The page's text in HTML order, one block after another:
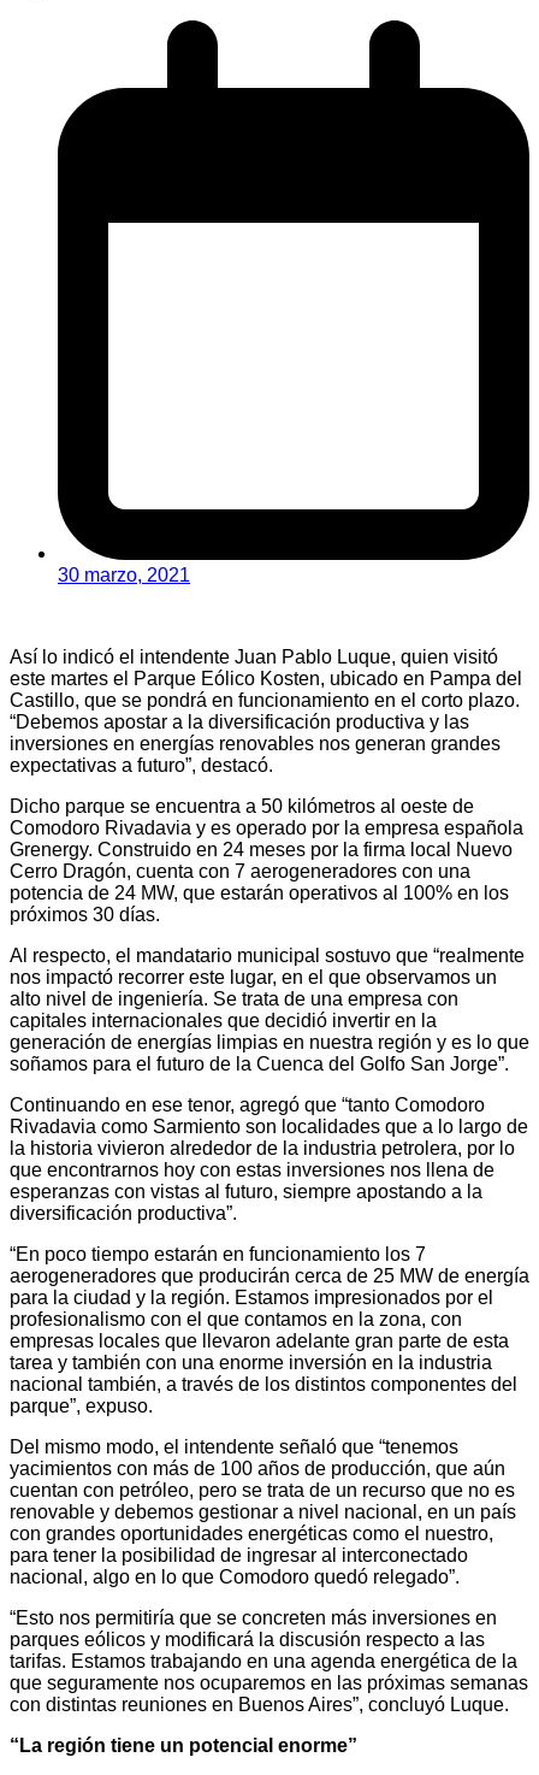
30 marzo, 2021
Así lo indicó el intendente Juan Pablo Luque, quien visitó
este martes el Parque Eólico Kosten, ubicado en Pampa del
Castillo, que se pondrá en funcionamiento en el corto plazo.
“Debemos apostar a la diversificación productiva y las
inversiones en energías renovables nos generan grandes
expectativas a futuro”, destacó.
Dicho parque se encuentra a 50 kilómetros al oeste de
Comodoro Rivadavia y es operado por la empresa española
Grenergy. Construido en 24 meses por la firma local Nuevo
Cerro Dragón, cuenta con 7 aerogeneradores con una
potencia de 24 MW, que estarán operativos al 100% en los
próximos 30 días.
Al respecto, el mandatario municipal sostuvo que “realmente
nos impactó recorrer este lugar, en el que observamos un
alto nivel de ingeniería. Se trata de una empresa con
capitales internacionales que decidió invertir en la
generación de energías limpias en nuestra región y es lo que
soñamos para el futuro de la Cuenca del Golfo San Jorge”.
Continuando en ese tenor, agregó que “tanto Comodoro
Rivadavia como Sarmiento son localidades que a lo largo de
la historia vivieron alrededor de la industria petrolera, por lo
que encontrarnos hoy con estas inversiones nos llena de
esperanzas con vistas al futuro, siempre apostando a la
diversificación productiva”.
“En poco tiempo estarán en funcionamiento los 7
aerogeneradores que producirán cerca de 25 MW de energía
para la ciudad y la región. Estamos impresionados por el
profesionalismo con el que contamos en la zona, con
empresas locales que llevaron adelante gran parte de esta
tarea y también con una enorme inversión en la industria
nacional también, a través de los distintos componentes del
parque”, expuso.
Del mismo modo, el intendente señaló que “tenemos
yacimientos con más de 100 años de producción, que aún
cuentan con petróleo, pero se trata de un recurso que no es
renovable y debemos gestionar a nivel nacional, en un país
con grandes oportunidades energéticas como el nuestro,
para tener la posibilidad de ingresar al interconectado
nacional, algo en lo que Comodoro quedó relegado”.
“Esto nos permitiría que se concreten más inversiones en
parques eólicos y modificará la discusión respecto a las
tarifas. Estamos trabajando en una agenda energética de la
que seguramente nos ocuparemos en las próximas semanas
con distintas reuniones en Buenos Aires”, concluyó Luque.
“La región tiene un potencial enorme”